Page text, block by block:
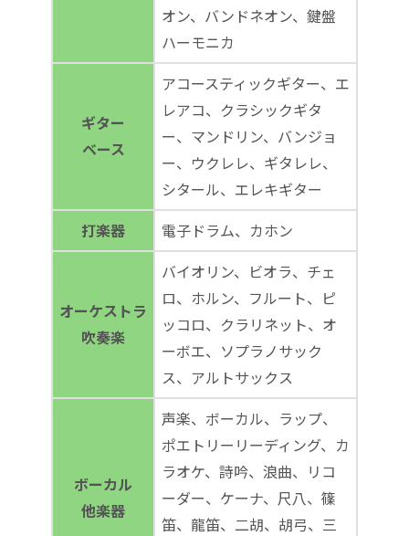
オン、バンドネオン、鍵盤
ハーモニカ
ギター
ベース
アコースティックギター、エ
レアコ、クラシックギタ
ー、マンドリン、バンジョ
ー、ウクレレ、ギタレレ、
シタール、エレキギター
打楽器
電子ドラム、カホン
オーケストラ
吹奏楽
バイオリン、ビオラ、チェ
ロ、ホルン、フルート、ピ
ッコロ、クラリネット、オ
ーボエ、ソプラノサック
ス、アルトサックス
ボーカル
他楽器
声楽、ボーカル、ラップ、
ポエトリーリーディング、カ
ラオケ、詩吟、浪曲、リコ
ーダー、ケーナ、尺八、篠
笛、龍笛、二胡、胡弓、三